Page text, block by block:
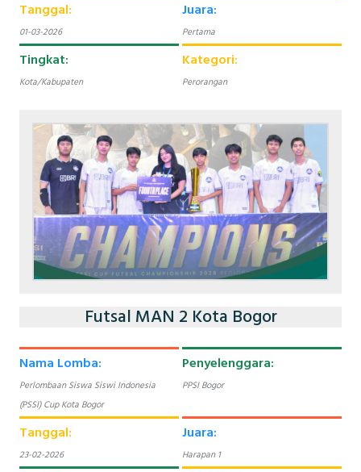
Tanggal:
01-03-2026
Juara:
Pertama
Tingkat:
Kota/Kabupaten
Kategori:
Perorangan
Futsal MAN 2 Kota Bogor
Nama Lomba:
Perlombaan Siswa Siswi Indonesia
(PSSI) Cup Kota Bogor
Penyelenggara:
PPSI Bogor
Tanggal:
23-02-2026
Juara:
Harapan 1